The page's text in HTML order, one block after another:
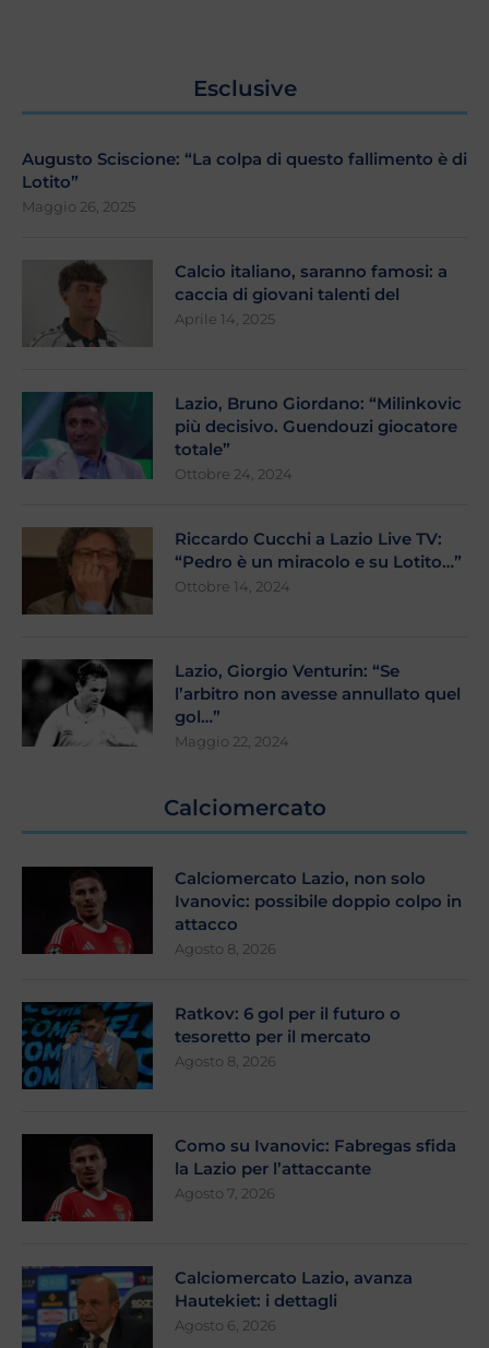
Esclusive
Augusto Sciscione: “La colpa di questo fallimento è di
Lotito”
Maggio 26, 2025
Calcio italiano, saranno famosi: a
caccia di giovani talenti del
Aprile 14, 2025
Lazio, Bruno Giordano: “Milinkovic
più decisivo. Guendouzi giocatore
totale”
Ottobre 24, 2024
Riccardo Cucchi a Lazio Live TV:
“Pedro è un miracolo e su Lotito…”
Ottobre 14, 2024
Lazio, Giorgio Venturin: “Se
l’arbitro non avesse annullato quel
gol…”
Maggio 22, 2024
Calciomercato
Calciomercato Lazio, non solo
Ivanovic: possibile doppio colpo in
attacco
Agosto 8, 2026
Ratkov: 6 gol per il futuro o
tesoretto per il mercato
Agosto 8, 2026
Como su Ivanovic: Fabregas sfida
la Lazio per l’attaccante
Agosto 7, 2026
Calciomercato Lazio, avanza
Hautekiet: i dettagli
Agosto 6, 2026